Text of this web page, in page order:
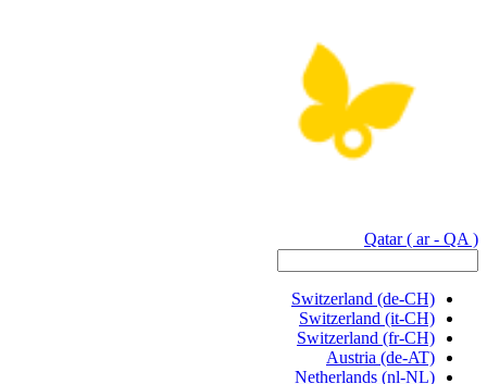
Qatar ( ar - QA )
Switzerland (de-CH)
Switzerland (it-CH)
Switzerland (fr-CH)
Austria (de-AT)
Netherlands (nl-NL)